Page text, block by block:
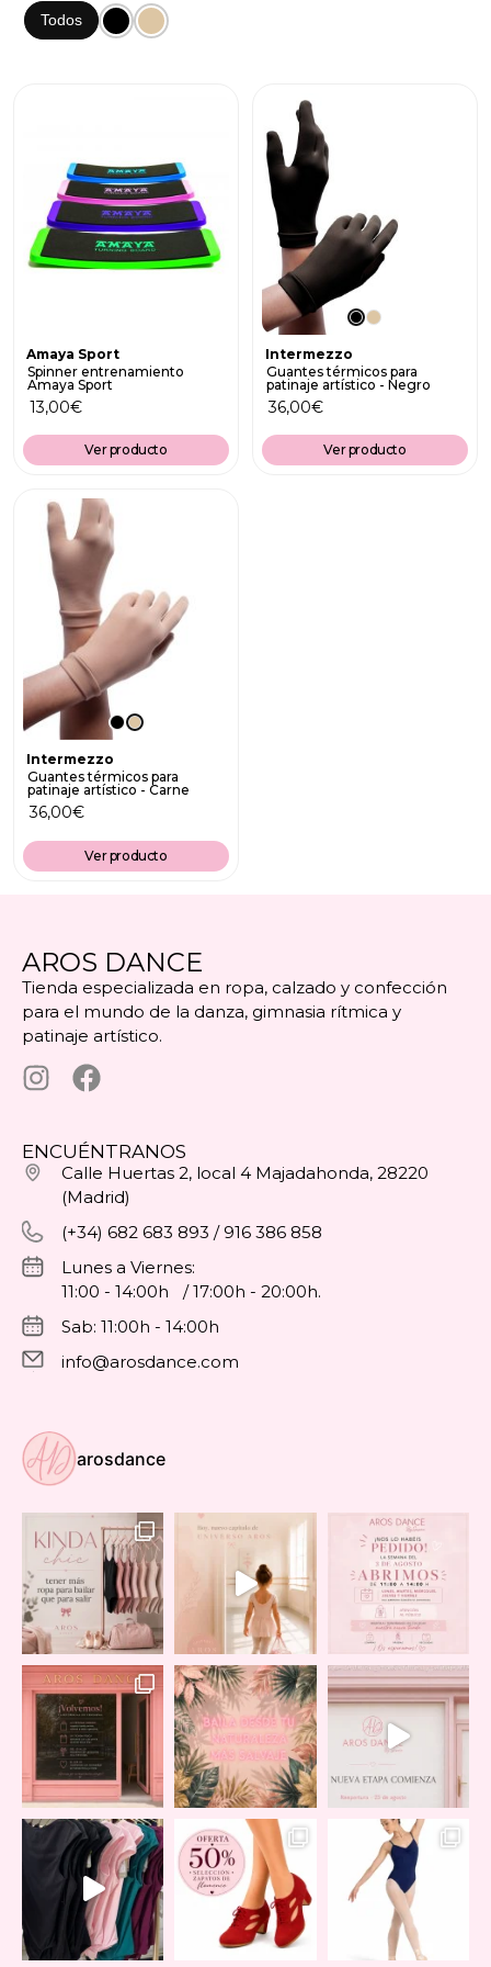
Todos
Amaya Sport
Spinner entrenamiento
Amaya Sport
13,00€
Ver producto
Intermezzo
Guantes térmicos para
patinaje artístico - Negro
36,00€
Ver producto
Intermezzo
Guantes térmicos para
patinaje artístico - Carne
36,00€
Ver producto
AROS DANCE
Tienda especializada en ropa, calzado y confección
para el mundo de la danza, gimnasia rítmica y
patinaje artístico.
ENCUÉNTRANOS
Calle Huertas 2, local 4 Majadahonda, 28220
(Madrid)
(+34) 682 683 893 / 916 386 858
Lunes a Viernes:
11:00 - 14:00h / 17:00h - 20:00h.
Sab: 11:00h - 14:00h
info@arosdance.com
arosdance